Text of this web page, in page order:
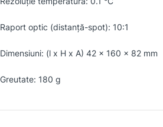
Raport optic (distanţă-spot): 10:1
Dimensiuni: (l x H x A) 42 x 160 x 82 mm
Greutate: 180 g